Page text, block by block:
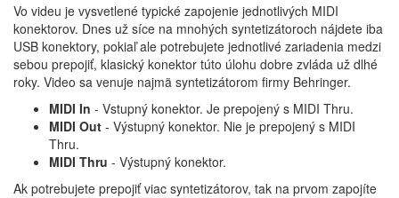
Vo videu je vysvetlené typické zapojenie jednotlivých MIDI
konektorov. Dnes už síce na mnohých syntetizátoroch nájdete iba
USB konektory, pokiaľ ale potrebujete jednotlivé zariadenia medzi
sebou prepojiť, klasický konektor túto úlohu dobre zvláda už dlhé
roky. Video sa venuje najmä syntetizátorom firmy Behringer.
MIDI In - Vstupný konektor. Je prepojený s MIDI Thru.
MIDI Out - Výstupný konektor. Nie je prepojený s MIDI
Thru.
MIDI Thru - Výstupný konektor.
Ak potrebujete prepojiť viac syntetizátorov, tak na prvom zapojíte